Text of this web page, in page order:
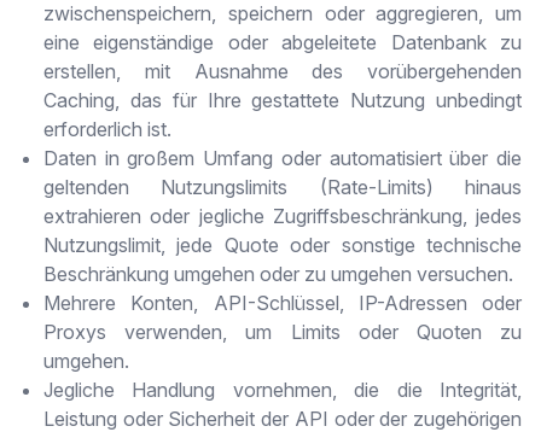
zwischenspeichern, speichern oder aggregieren, um
eine eigenständige oder abgeleitete Datenbank zu
erstellen, mit Ausnahme des vorübergehenden
Caching, das für Ihre gestattete Nutzung unbedingt
erforderlich ist.
Daten in großem Umfang oder automatisiert über die
geltenden Nutzungslimits (Rate-Limits) hinaus
extrahieren oder jegliche Zugriffsbeschränkung, jedes
Nutzungslimit, jede Quote oder sonstige technische
Beschränkung umgehen oder zu umgehen versuchen.
Mehrere Konten, API-Schlüssel, IP-Adressen oder
Proxys verwenden, um Limits oder Quoten zu
umgehen.
Jegliche Handlung vornehmen, die die Integrität,
Leistung oder Sicherheit der API oder der zugehörigen